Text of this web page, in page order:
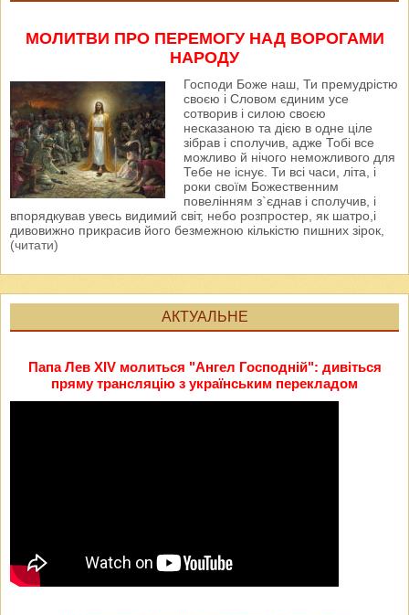
МОЛИТВИ ПРО ПЕРЕМОГУ НАД ВОРОГАМИ
НАРОДУ
Господи Боже наш, Ти премудрістю
своєю і Словом єдиним усе
сотворив і силою своєю
несказаною та дією в одне ціле
зібрав і сполучив, адже Тобі все
можливо й нічого неможливого для
Тебе не існує. Ти всі часи, літа, і
роки своїм Божественним
повелінням з`єднав і сполучив, і
впорядкував увесь видимий світ, небо розпростер, як шатро,і
дивовижно прикрасив його безмежною кількістю пишних зірок,
(читати)
АКТУАЛЬНЕ
Папа Лев XIV молиться "Ангел Господній": дивіться
пряму трансляцію з українським перекладом